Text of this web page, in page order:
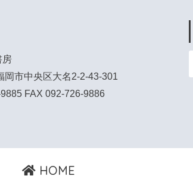
房
岡市中央区大名2-2-43-301
FAX 092-726-9886
HOME